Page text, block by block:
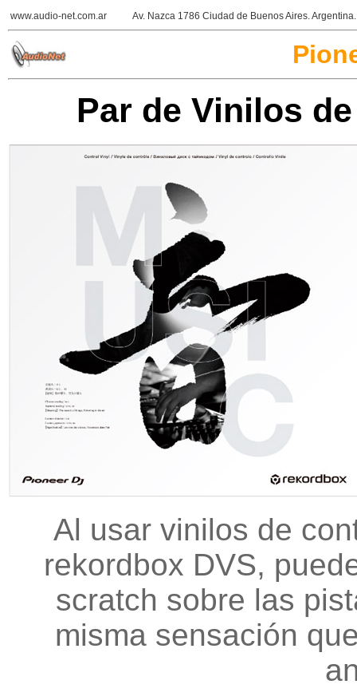
www.audio-net.com.ar Av. Nazca 1786 Ciudad de Buenos Aires.
Par de Vinilos
Al usar vinilos de
rekordbox DVS,
scratch sobre las
misma sensación